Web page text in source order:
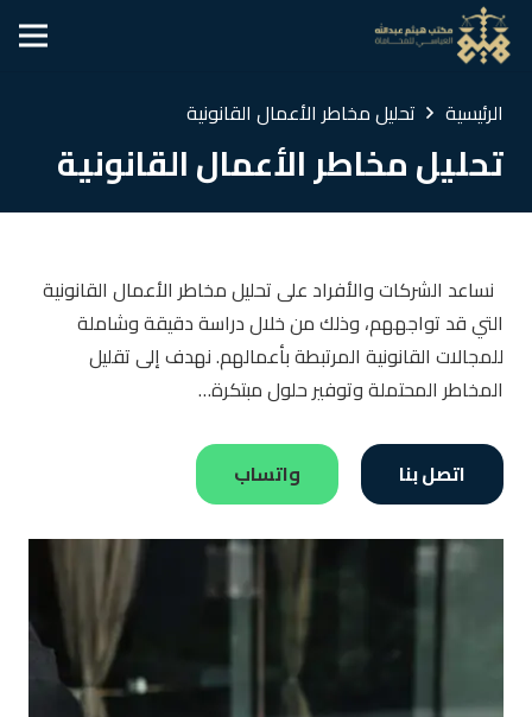
الرئيسية تحليل مخاطر الأعمال القانونية
تحليل مخاطر الأعمال القانونية
نساعد الشركات والأفراد على تحليل مخاطر الأعمال القانونية
التي قد تواجههم، وذلك من خلال دراسة دقيقة وشاملة
للمجالات القانونية المرتبطة بأعمالهم. نهدف إلى تقليل
المخاطر المحتملة وتوفير حلول مبتكرة…
اتصل بنا واتساب